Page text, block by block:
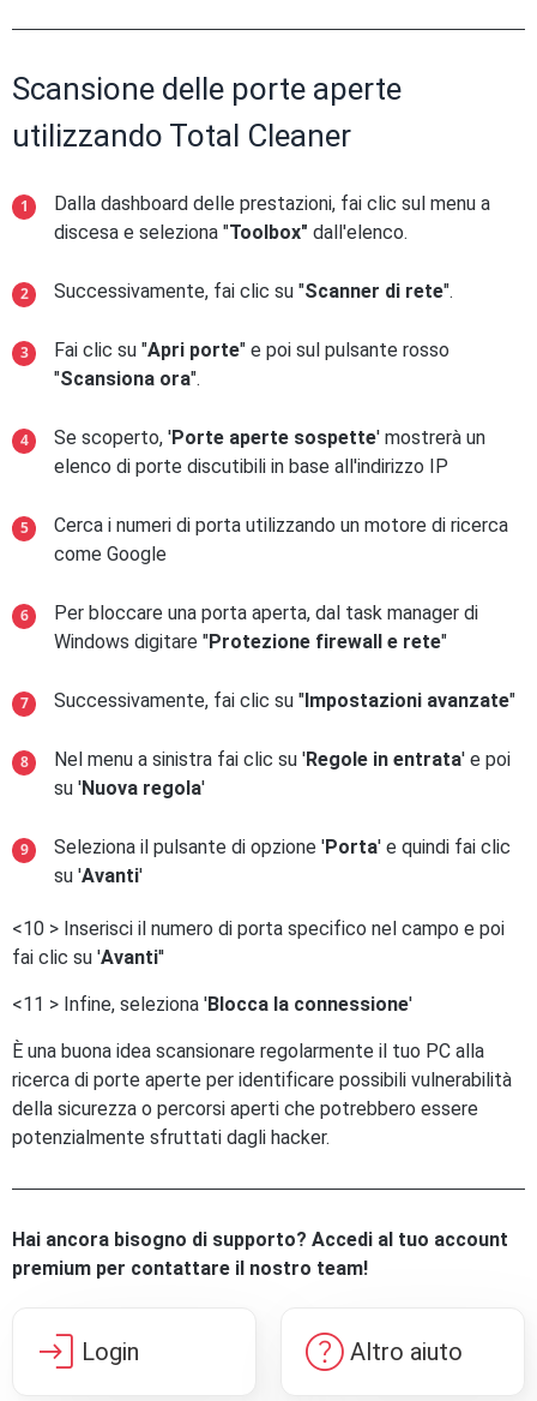
Scansione delle porte aperte
utilizzando Total Cleaner
Dalla dashboard delle prestazioni, fai clic sul menu a
discesa e seleziona "Toolbox" dall'elenco.
Successivamente, fai clic su "Scanner di rete".
Fai clic su "Apri porte" e poi sul pulsante rosso
"Scansiona ora".
Se scoperto, 'Porte aperte sospette' mostrerà un
elenco di porte discutibili in base all'indirizzo IP
Cerca i numeri di porta utilizzando un motore di ricerca
come Google
Per bloccare una porta aperta, dal task manager di
Windows digitare "Protezione firewall e rete"
Successivamente, fai clic su " Impostazioni avanzate"
Nel menu a sinistra fai clic su 'Regole in entrata' e poi
su 'Nuova regola'
Seleziona il pulsante di opzione 'Porta' e quindi fai clic
su 'Avanti'
<10 > Inserisci il numero di porta specifico nel campo e poi
fai clic su 'Avanti''
<11 > Infine, seleziona 'Blocca la connessione'
È una buona idea scansionare regolarmente il tuo PC alla
ricerca di porte aperte per identificare possibili vulnerabilità
della sicurezza o percorsi aperti che potrebbero essere
potenzialmente sfruttati dagli hacker.
Hai ancora bisogno di supporto? Accedi al tuo account
premium per contattare il nostro team!
login Login help Altro aiuto